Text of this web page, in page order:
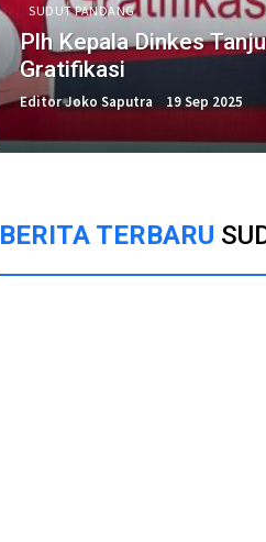
SUDUT PANDANG
Plh Kepala Dinkes
Gratifikasi
Editor Joko Saputra 19 Sep 2025
BERITA TERBARU